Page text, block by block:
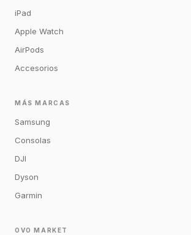
iPad
Apple Watch
AirPods
Accesorios
MÁS MARCAS
Samsung
Consolas
DJI
Dyson
Garmin
OVO MARKET